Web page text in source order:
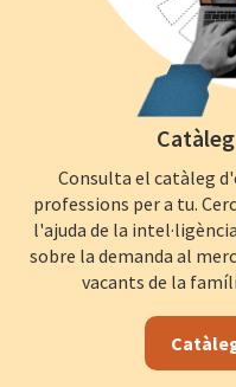
Consulta el catàleg
professions per a tu.
l'ajuda de la
sobre la demanda al
vacants de la